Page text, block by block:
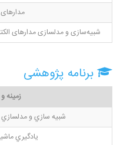
شبیه‌سازی و مدلسازی مدارهای
برنامه پژوهشی
زمینه
شبيه سازي و مدلسازي
يادگيري